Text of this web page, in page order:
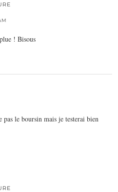
! Bisous
pas le boursin mais je testerai bien